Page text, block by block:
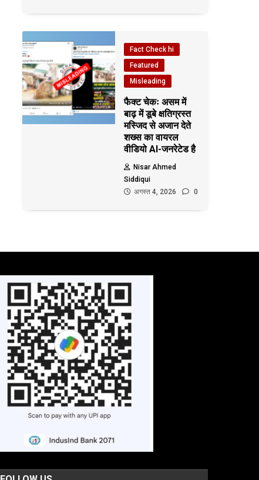
Fact Check hi
Featured
Misleading
फैक्ट चेकः असम में
बाढ़ में डूबे क्षतिग्रस्त
मस्जिद से अजान देते
शख्स का वायरल
वीडियो AI-जनरेटेड है
Nisar Ahmed
Siddiqui
अगस्त 4, 2026
0